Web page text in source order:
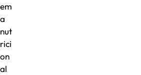
em
a
nut
rici
on
al